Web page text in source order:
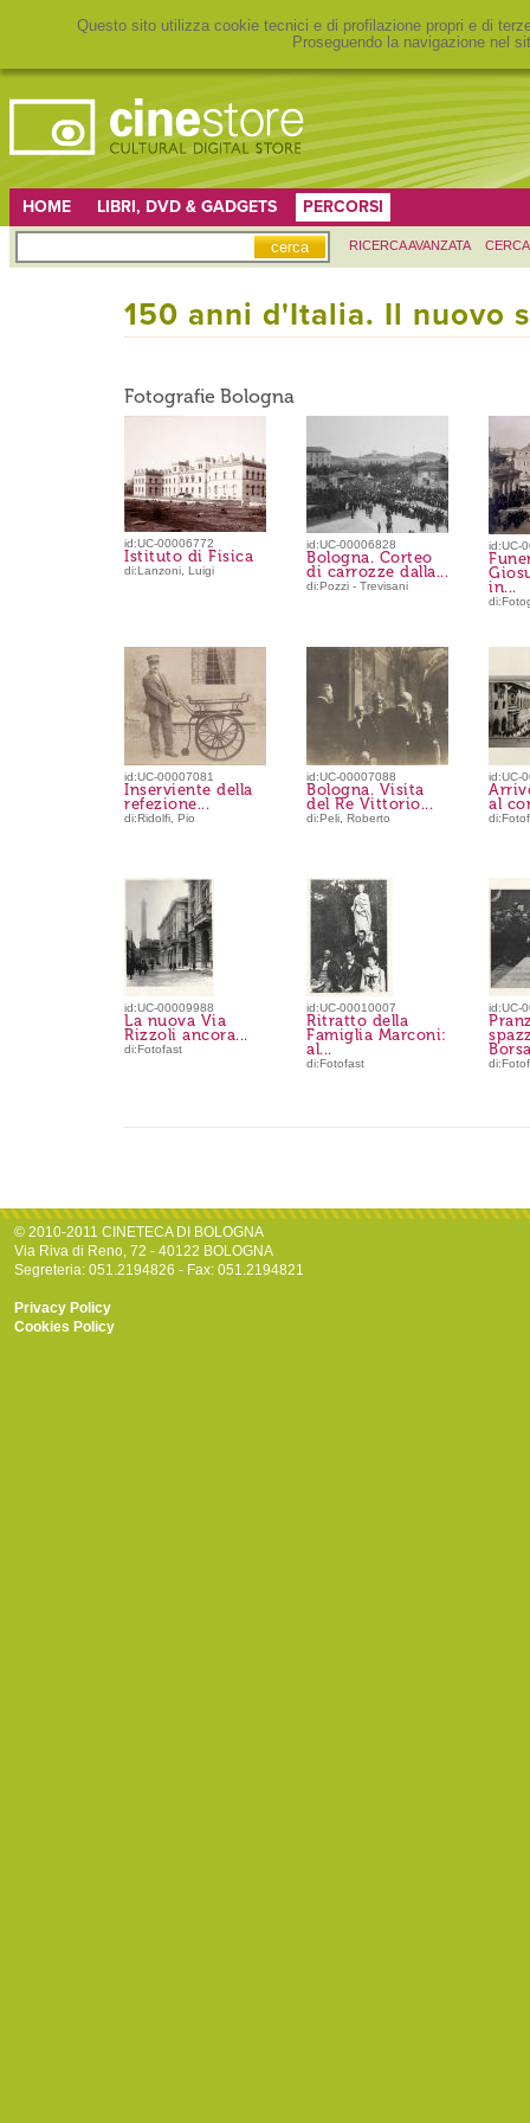
Questo sito utilizza cookie tecnici e di profilazione propri e di
Proseguendo la navigazione nel
HOME LIBRI, DVD & GADGETS PERCORSI
RICERCA AVANZATA
150 anni d'Italia. Il nuovo
Fotografie Bologna
id:UC-00006772
Istituto di Fisica
di:Lanzoni, Luigi
id:UC-00006828
Bologna. Corteo
di carrozze dalla...
di:Pozzi - Trevisani
id:UC-
in...
id:UC-00007081
Inserviente della
refezione...
di:Ridolfi, Pio
id:UC-00007088
Bologna. Visita
del Re Vittorio...
di:Peli, Roberto
id:UC-
al
id:UC-00009988
La nuova Via
Rizzoli ancora...
di:Fotofast
id:UC-00010007
Ritratto della
Famiglia Marconi:
al...
di:Fotofast
id:UC-
© 2010-2011 CINETECA DI BOLOGNA
Via Riva di Reno, 72 - 40122 BOLOGNA
Segreteria: 051.2194826 - Fax: 051.2194821
Privacy Policy
Cookies Policy